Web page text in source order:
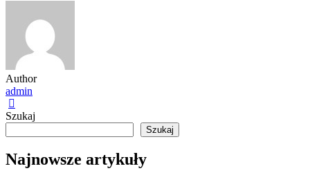
Author
admin
Szukaj
Szukaj
Najnowsze artykuły